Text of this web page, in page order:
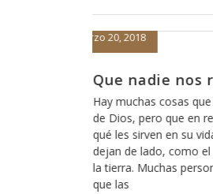
sospechan acerca
del todo para
buenas obras en
Cómo
Marzo 19, 2018
A veces
de que
somos
ninguno
captar su